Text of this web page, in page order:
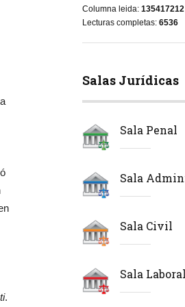
.
Columna leida: 135417212
Lecturas completas: 6536
Salas Jurídicas
Sala Penal
Sala
Sala Civil
Sala Laboral